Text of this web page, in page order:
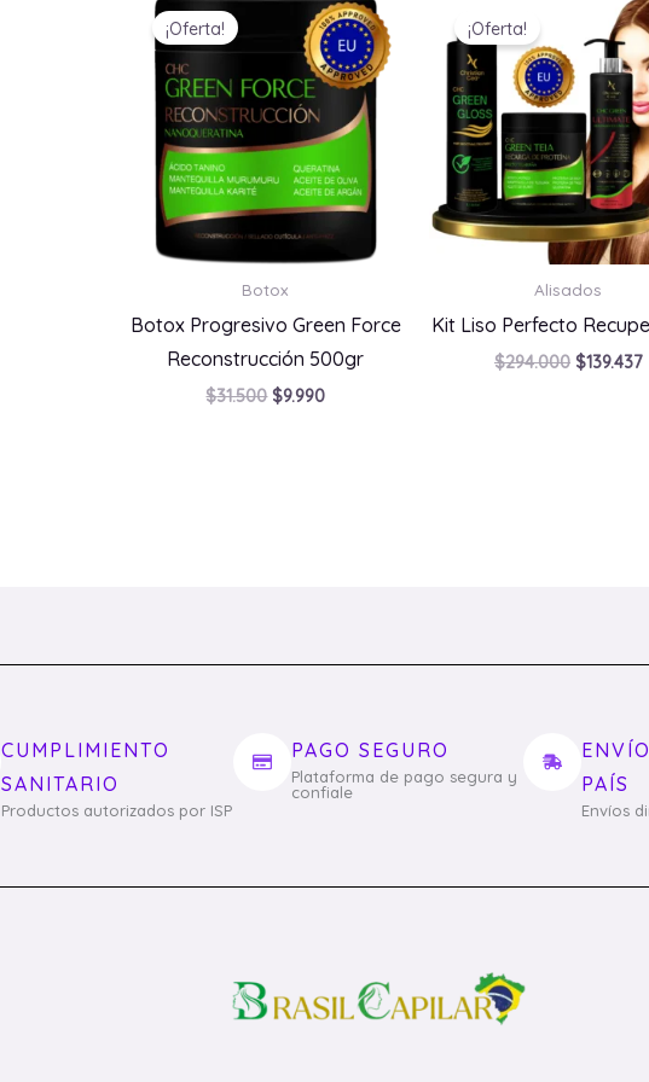
¡Oferta!
Botox
Botox Progresivo Green Force
Reconstrucción 500gr
$31.500
precio
original
era:
$31.500.
$9.990
precio
actual
es:
$9.990.
¡Oferta!
Alisados
Kit Liso Perfecto
$294.000
precio
original
era:
$139.437
CUMPLIMIENTO
SANITARIO
Productos autorizados por ISP
PAGO SEGURO
Plataforma de pago segura y
confiale
PAÍS
Envíos